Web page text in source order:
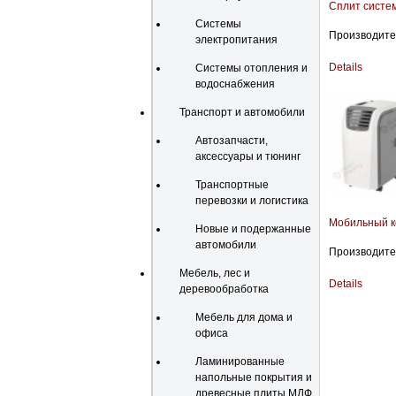
Системы
электропитания
Системы отопления и
водоснабжения
Транспорт и автомобили
Автозапчасти,
аксессуары и тюнинг
Транспортные
перевозки и логистика
Новые и подержанные
автомобили
Мебель, лес и
деревообработка
Мебель для дома и
офиса
Ламинированные
напольные покрытия и
древесные плиты МДФ,
Сплит
Details
Мобильный
Details